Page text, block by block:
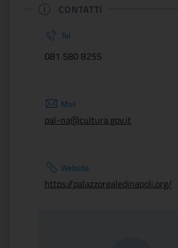
CONTATTI
Tel
081 580 8255
Mail
pal-na@cultura.gov.it
Website
https://palazzorealedinapoli.org/